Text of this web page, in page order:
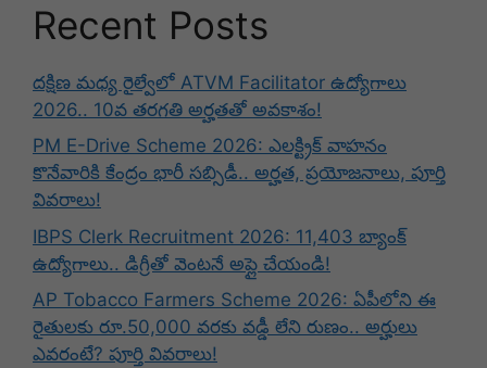
Recent Posts
దక్షిణ మధ్య రైల్వేలో ATVM Facilitator ఉద్యోగాలు
2026.. 10వ తరగతి అర్హతతో అవకాశం!
PM E-Drive Scheme 2026: ఎలక్ట్రిక్ వాహనం
కొనేవారికి కేంద్రం భారీ సబ్సిడీ.. అర్హత, ప్రయోజనాలు, పూర్తి
వివరాలు!
IBPS Clerk Recruitment 2026: 11,403 బ్యాంక్
ఉద్యోగాలు.. డిగ్రీతో వెంటనే అప్లై చేయండి!
AP Tobacco Farmers Scheme 2026: ఏపీలోని ఈ
రైతులకు రూ.50,000 వరకు వడ్డీ లేని రుణం.. అర్హులు
ఎవరంటే? పూర్తి వివరాలు!